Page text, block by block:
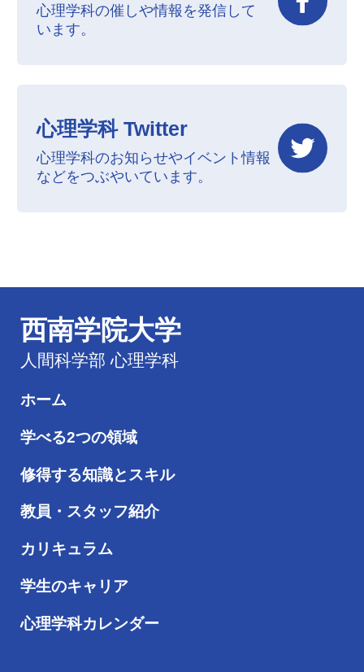
心理学科の催しや情報を発信して
います。
心理学科 Twitter
心理学科のお知らせやイベント情報
などをつぶやいています。
西南学院大学
人間科学部 心理学科
ホーム
学べる2つの領域
修得する知識とスキル
教員・スタッフ紹介
カリキュラム
学生のキャリア
心理学科カレンダー